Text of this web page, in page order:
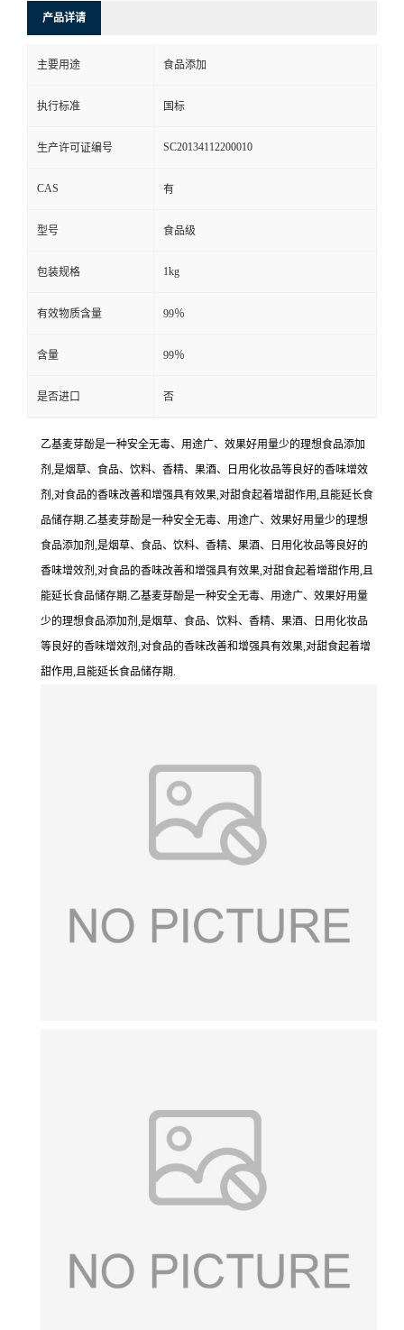
产品详请
主要用途 食品添加
执行标准 国标
生产许可证编号 SC20134112200010
CAS 有
型号 食品级
包装规格 1kg
有效物质含量 99％
含量 99％
是否进口 否
乙基麦芽酚是一种安全无毒、用途广、效果好用量少的理想食品添加
剂,是烟草、食品、饮料、香精、果酒、日用化妆品等良好的香味增效
剂,对食品的香味改善和增强具有效果,对甜食起着增甜作用,且能延长食
品储存期.乙基麦芽酚是一种安全无毒、用途广、效果好用量少的理想
食品添加剂,是烟草、食品、饮料、香精、果酒、日用化妆品等良好的
香味增效剂,对食品的香味改善和增强具有效果,对甜食起着增甜作用,且
能延长食品储存期.乙基麦芽酚是一种安全无毒、用途广、效果好用量
少的理想食品添加剂,是烟草、食品、饮料、香精、果酒、日用化妆品
等良好的香味增效剂,对食品的香味改善和增强具有效果,对甜食起着增
甜作用,且能延长食品储存期.